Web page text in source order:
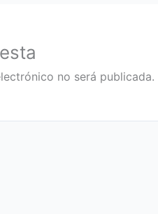
no será publicada.